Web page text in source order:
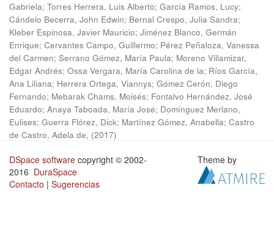
Gabriela; Torres Herrera, Luis Alberto; García Ramos, Lucy;
Cándelo Becerra, John Edwin; Bernal Crespo, Julia Sandra;
Kleber Espinosa, Javier Mauricio; Jiménez Blanco, Germán
Enrique; Cervantes Campo, Guillermo; Pérez Peñaloza, Vanessa
del Carmen; Serrano Gómez, María Paula; Moreno Villamizar,
Edgar Andrés; Ossa Vergara, María Carolina de la; Ríos García,
Ana Liliana; Herrera Ortega, Viannys; Gómez Cerón, Diego
Fernando; Mebarak Chams, Moisés; Fontalvo Hernández, José
Eduardo; Anaya Taboada, María José; Domínguez Merlano,
Eulises; Guerra Flórez, Dick; Martínez Gómez, Anabella; Castro
de Castro, Adela de, (2017)
DSpace software copyright © 2002-
2016 DuraSpace
Contacto | Sugerencias
Theme by